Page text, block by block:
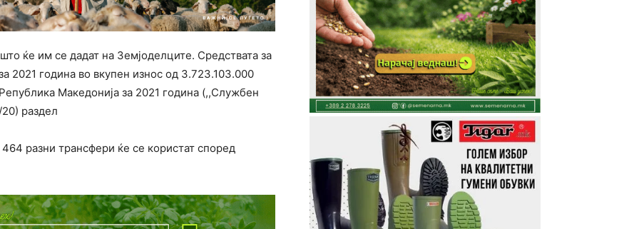
ќе им се дадат на Земјоделците. Средствата за
2021 година во вкупен износ од 3.723.103.000
Македонија за 2021 година (,,Службен
раздел
разни трансфери ќе се користат според